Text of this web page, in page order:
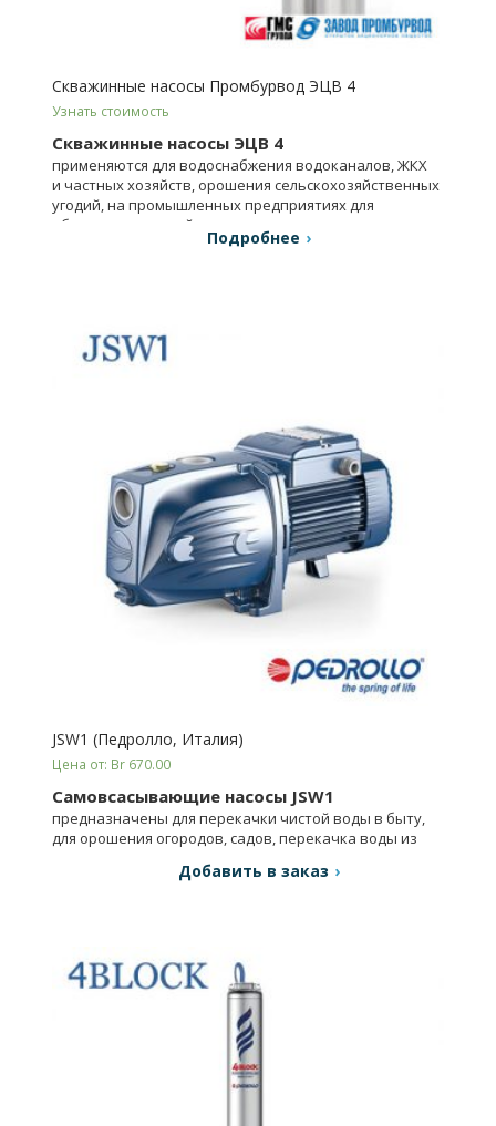
Скважинные насосы Промбурвод ЭЦВ 4
Узнать стоимость
Скважинные насосы ЭЦВ 4
применяются для водоснабжения водоканалов, ЖКХ
и частных хозяйств, орошения сельскохозяйственных
угодий, на промышленных предприятиях для
обеспечения водой и др.
Подробнее
JSW1 (Педролло, Италия)
Цена от: Br 670.00
Самовсасывающие насосы JSW1
предназначены для перекачки чистой воды в быту,
для орошения огородов, садов, перекачка воды из
Добавить в заказ